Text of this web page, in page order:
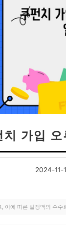
치 가입 오
2024-11-
이에 따른 일정액의 수수